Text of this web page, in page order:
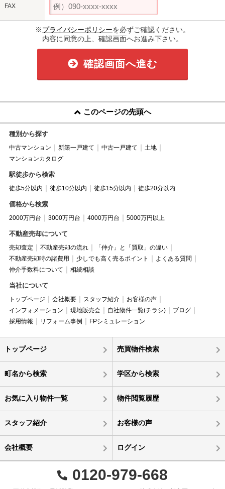
FAX
※プライバシーポリシーを必ずご確認ください。
内容に同意の上、確認画面へお進み下さい。
確認画面へ進む
このページの先頭へ
種別から探す
中古マンション 新築一戸建て 中古一戸建て
土地
マンションカタログ
駅徒歩から検索
徒歩5分以内 徒歩10分以内 徒歩15分以内 徒歩20分以内
価格から検索
2000万円台 3000万円台 4000万円台 5000万円以上
不動産売却について
売却査定 不動産売却の流れ
「仲介」と「買取」の違い
不動産売却時の諸費用
少しでも高く売るポイント
よくある質問
仲介手数料について
相続相談
当社について
トップページ 会社概要 スタッフ紹介
お客様の声
インフォメーション
現地販売会 自社物件一覧(チラシ)
ブログ
採用情報
リフォーム事例 FPシミュレーション
トップページ 売買物件検索
町名から検索 学区から検索
お気に入り物件一覧 物件閲覧履歴
スタッフ紹介 お客様の声
会社概要 ログイン
0120-979-668